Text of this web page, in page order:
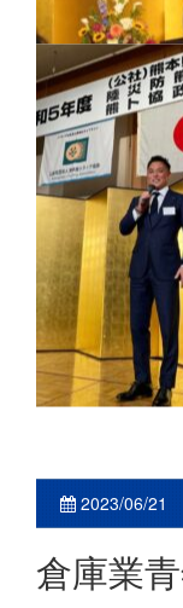
2023/06/21
倉庫業